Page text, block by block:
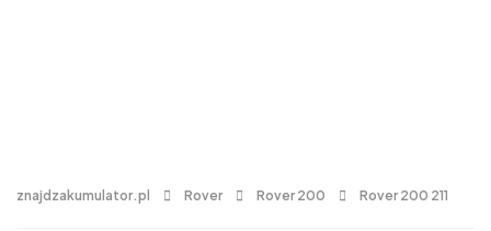
znajdzakumulator.pl Rover Rover 200 Rover 200 211